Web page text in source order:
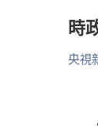
時
央視
“